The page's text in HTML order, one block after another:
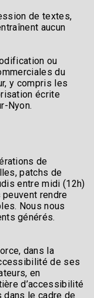
de textes,
aucun
ou
du
y compris les
écrite
Nyon.
de
patchs de
entre midi (12h)
rendre
Nous nous
générés.
dans la
de ses
en
d’accessibilité
dans le cadre de